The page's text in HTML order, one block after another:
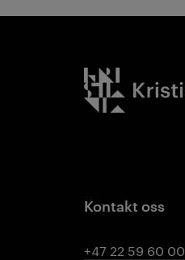
Kristiania logo
Kontakt oss
+47 22 59 60 00